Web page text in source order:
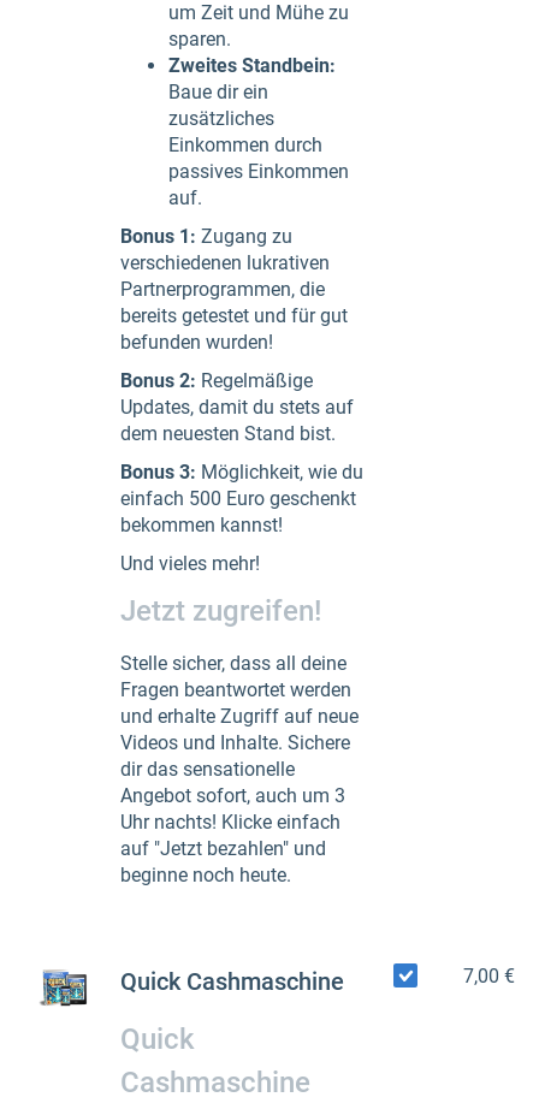
um Zeit und Mühe zu
sparen.
Zweites Standbein:
Baue dir ein
zusätzliches
Einkommen durch
passives Einkommen
auf.
Bonus 1: Zugang zu
verschiedenen lukrativen
Partnerprogrammen, die
bereits getestet und für gut
befunden wurden!
Bonus 2: Regelmäßige
Updates, damit du stets auf
dem neuesten Stand bist.
Bonus 3: Möglichkeit, wie du
einfach 500 Euro geschenkt
bekommen kannst!
Und vieles mehr!
Jetzt zugreifen!
Stelle sicher, dass all deine
Fragen beantwortet werden
und erhalte Zugriff auf neue
Videos und Inhalte. Sichere
dir das sensationelle
Angebot sofort, auch um 3
Uhr nachts! Klicke einfach
auf "Jetzt bezahlen" und
beginne noch heute.
Quick Cashmaschine
Quick
Cashmaschine
7,00 €